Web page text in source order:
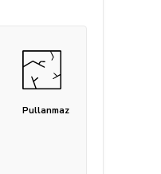
Pullanmaz